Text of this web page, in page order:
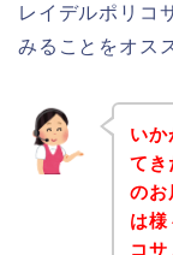
レイデルポリコ
みることをオス
いか
てき
のお
は様
コ